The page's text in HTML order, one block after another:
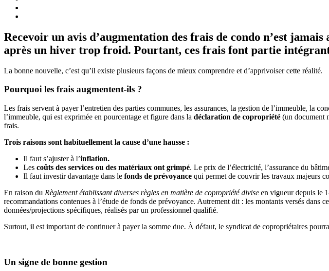
Recevoir un avis d’augmentation des frais de condo n’est
après un hiver trop froid. Pourtant, ces frais font partie
La bonne nouvelle, c’est qu’il existe plusieurs façons de mieux comprendre et d’apprivoiser cette réalité.
Pourquoi les frais augmentent-ils ?
Les frais servent à payer l’entretien des parties communes, les assurances, la gestion de l’immeuble, la
l’immeuble, qui est exprimée en pourcentage et figure dans la déclaration de copropriété (un document
frais.
Trois raisons sont habituellement la cause d’une hausse :
Il faut s’ajuster à l’inflation.
Les coûts des services ou des matériaux ont grimpé. Le prix de l’électricité, l’assurance du
Il faut investir davantage dans le fonds de prévoyance qui permet de couvrir les travaux majeurs
En raison du Règlement établissant diverses règles en matière de copropriété divise en vigueur depuis le
recommandations contenues à l’étude de fonds de prévoyance. Autrement dit : les montants versés
données/projections spécifiques, réalisés par un professionnel qualifié.
Surtout, il est important de continuer à payer la somme due. À défaut, le syndicat de copropriétaires
Un signe de bonne gestion